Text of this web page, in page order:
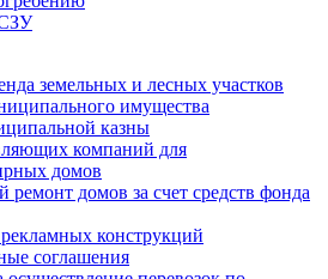
земельных и лесных участков
имущества
казны
компаний для
домов
ремонт домов за счет средств фонда
конструкций
соглашения